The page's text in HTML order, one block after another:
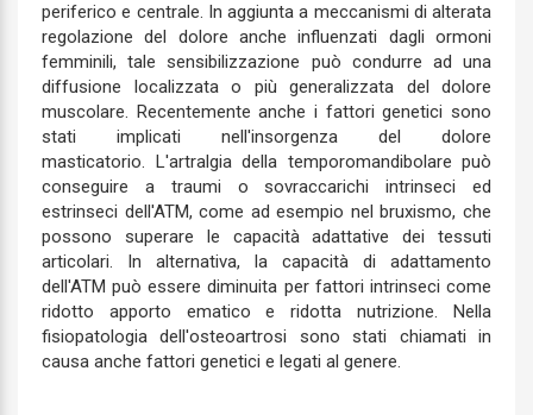
periferico e centrale. In aggiunta a meccanismi di alterata
regolazione del dolore anche influenzati dagli ormoni
femminili, tale sensibilizzazione può condurre ad una
diffusione localizzata o più generalizzata del dolore
muscolare. Recentemente anche i fattori genetici sono
stati implicati nell'insorgenza del dolore
masticatorio. L'artralgia della temporomandibolare può
conseguire a traumi o sovraccarichi intrinseci ed
estrinseci dell'ATM, come ad esempio nel bruxismo, che
possono superare le capacità adattative dei tessuti
articolari. In alternativa, la capacità di adattamento
dell'ATM può essere diminuita per fattori intrinseci come
ridotto apporto ematico e ridotta nutrizione. Nella
fisiopatologia dell'osteoartrosi sono stati chiamati in
causa anche fattori genetici e legati al genere.